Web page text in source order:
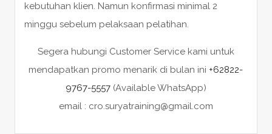
kebutuhan klien. Namun konfirmasi minimal 2
minggu sebelum pelaksaan pelatihan.
Segera hubungi Customer Service kami untuk
mendapatkan promo menarik di bulan ini +62822-
9767-5557(Available WhatsApp)
email : cro.suryatraining@gmail.com